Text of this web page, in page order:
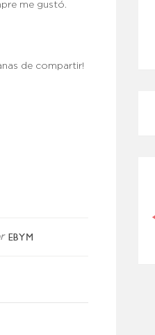
me gustó.
de compartir!
EBYM